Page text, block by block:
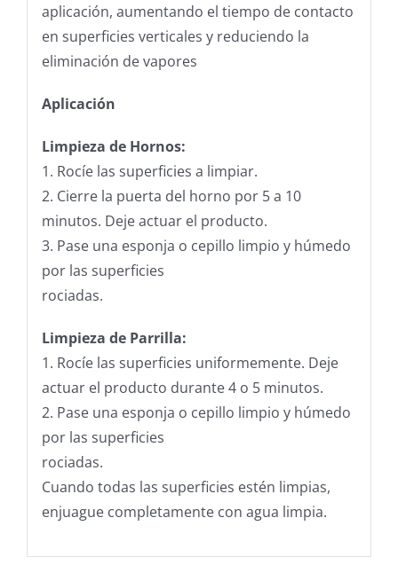
aplicación, aumentando el tiempo de contacto
en superficies verticales y reduciendo la
eliminación de vapores
Aplicación
Limpieza de Hornos:
1. Rocíe las superficies a limpiar.
2. Cierre la puerta del horno por 5 a 10
minutos. Deje actuar el producto.
3. Pase una esponja o cepillo limpio y húmedo
por las superficies
rociadas.
Limpieza de Parrilla:
1. Rocíe las superficies uniformemente. Deje
actuar el producto durante 4 o 5 minutos.
2. Pase una esponja o cepillo limpio y húmedo
por las superficies
rociadas.
Cuando todas las superficies estén limpias,
enjuague completamente con agua limpia.